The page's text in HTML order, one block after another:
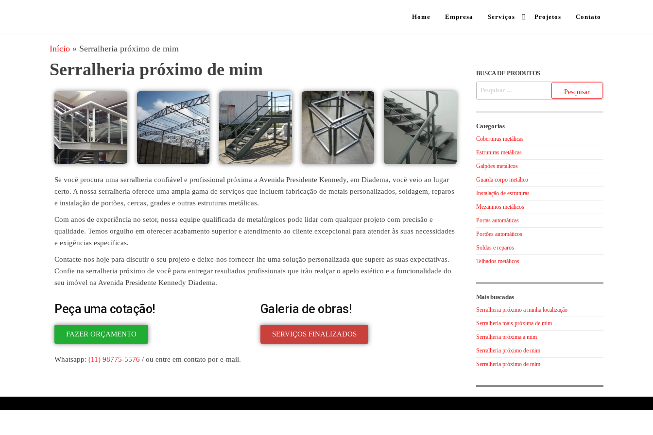
e
Serralheria
coberturas
metálicas,
mezanino
metálico,
metálico,
portões,
grades
entre
outros.
Home Empresa Serviços Projetos Contato
Início » Serralheria próximo de mim
Serralheria próximo de mim
Se você procura uma serralheria confiável e profissional próxima a Avenida Presidente Kennedy, em Diadema, você veio ao lugar
certo. A nossa serralheria oferece uma ampla gama de serviços que incluem fabricação de metais personalizados, soldagem, reparos
e instalação de portões, cercas, grades e outras estruturas metálicas.
Com anos de experiência no setor, nossa equipe qualificada de metalúrgicos pode lidar com qualquer projeto com precisão e
qualidade. Temos orgulho em oferecer acabamento superior e atendimento ao cliente excepcional para atender às suas necessidades
e exigências específicas.
Contacte-nos hoje para discutir o seu projeto e deixe-nos fornecer-lhe uma solução personalizada que supere as suas expectativas.
Confie na serralheria próximo de você para entregar resultados profissionais que irão realçar o apelo estético e a funcionalidade do
seu imóvel na Avenida Presidente Kennedy Diadema.
Peça uma cotação!
FAZER ORÇAMENTO
Galeria de obras!
SERVIÇOS FINALIZADOS
Whatsapp: (11) 98775-5576 / ou entre em contato por e-mail.
BUSCA DE PRODUTOS
Categorias
Coberturas metálicas
Estruturas metálicas
Galpões metálicos
Guarda corpo metálico
Instalação de estruturas
Mezaninos metálicos
Portas automáticas
Portões automáticos
Soldas e reparos
Telhados metálicos
Mais buscadas
Serralheria próximo a minha localização
Serralheria mais próxima de mim
Serralheria próxima a mim
Serralheria próximo de mim
Serralheria próximo de mim